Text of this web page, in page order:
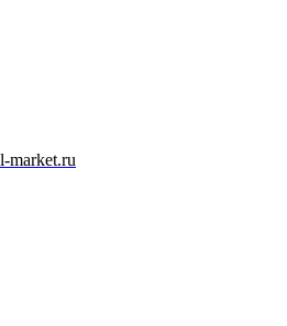
market.ru